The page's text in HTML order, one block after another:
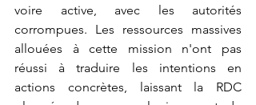
voire active, avec les autorités
corrompues. Les ressources massives
allouées à cette mission n'ont pas
réussi à traduire les intentions en
actions concrètes, laissant la RDC